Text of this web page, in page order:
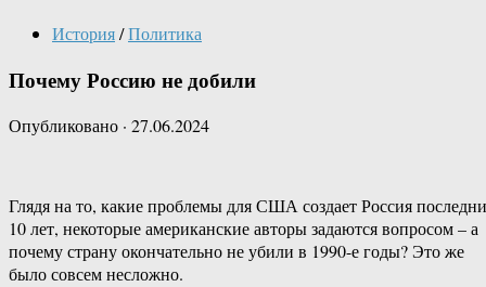
История/Политика
Почему Россию не добили
Опубликовано · 27.06.2024
Глядя на то, какие проблемы для США создает Россия
10 лет, некоторые американские авторы задаются вопросом – а
почему страну окончательно не убили в 1990-е годы? Это же
было совсем несложно.